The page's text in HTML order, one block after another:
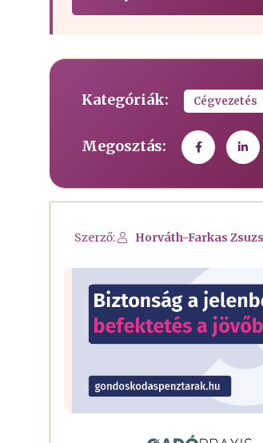
Kategóriák: Cégvezetés
Megosztás:
Szerző: Horváth-Farkas